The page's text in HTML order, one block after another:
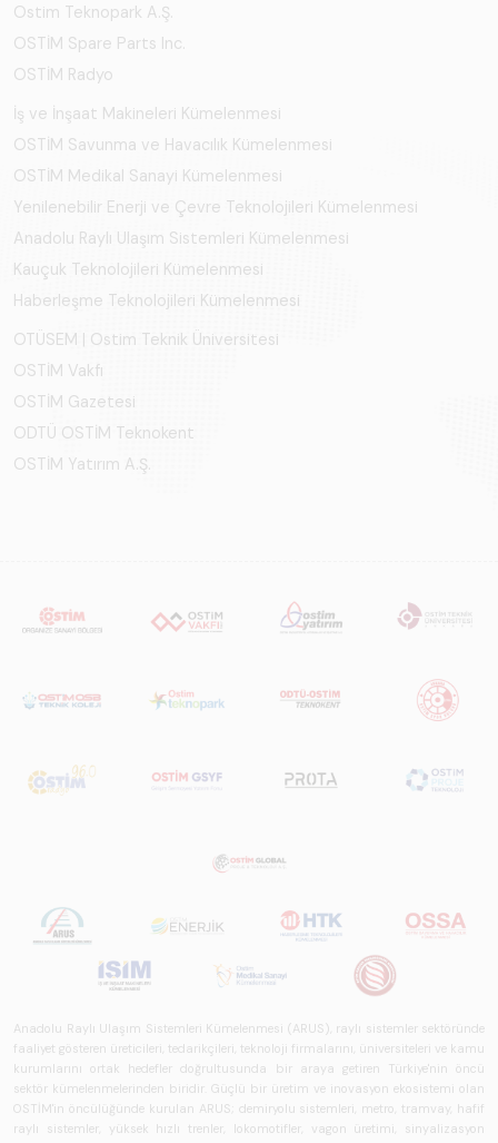
Ostim Teknopark A.Ş.
OSTİM Spare Parts Inc.
OSTİM Radyo
İş ve İnşaat Makineleri Kümelenmesi
OSTİM Savunma ve Havacılık Kümelenmesi
OSTİM Medikal Sanayi Kümelenmesi
Yenilenebilir Enerji ve Çevre Teknolojileri Kümelenmesi
Anadolu Raylı Ulaşım Sistemleri Kümelenmesi
Kauçuk Teknolojileri Kümelenmesi
Haberleşme Teknolojileri Kümelenmesi
OTÜSEM | Ostim Teknik Üniversitesi
OSTİM Vakfı
OSTİM Gazetesi
ODTÜ OSTİM Teknokent
OSTİM Yatırım A.Ş.
Anadolu Raylı Ulaşım Sistemleri Kümelenmesi (ARUS), raylı sistemler sektöründe
faaliyet gösteren üreticileri, tedarikçileri, teknoloji firmalarını, üniversiteleri ve kamu
kurumlarını ortak hedefler doğrultusunda bir araya getiren Türkiye'nin öncü
sektör kümelenmelerinden biridir. Güçlü bir üretim ve inovasyon ekosistemi olan
OSTİM'in öncülüğünde kurulan ARUS; demiryolu sistemleri, metro, tramvay, hafif
raylı sistemler, yüksek hızlı trenler, lokomotifler, vagon üretimi, sinyalizasyon